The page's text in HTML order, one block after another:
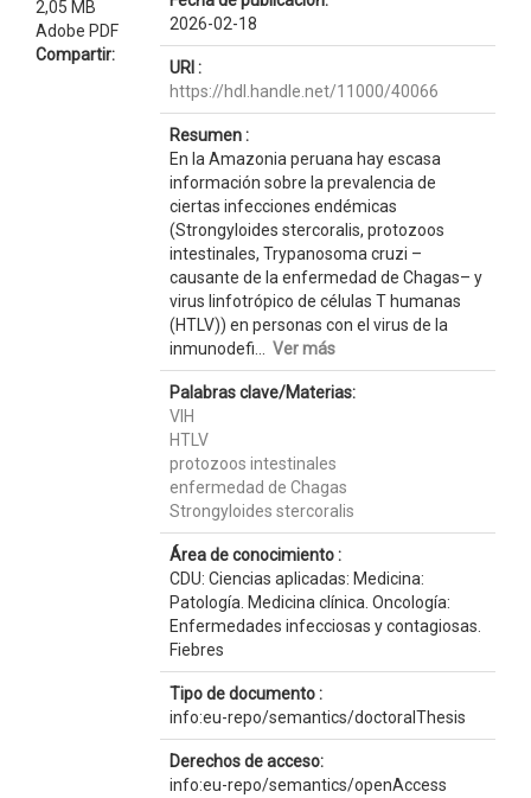
2,05 MB
Adobe PDF
Compartir:
2026-02-18
URI :
https://hdl.handle.net/11000/40066
Resumen :
En la Amazonia peruana hay escasa
información sobre la prevalencia de
ciertas infecciones endémicas
(Strongyloides stercoralis, protozoos
intestinales, Trypanosoma cruzi –
causante de la enfermedad de Chagas– y
virus linfotrópico de células T humanas
(HTLV)) en personas con el virus de la
inmunodefi... Ver más
Palabras clave/Materias:
VIH
HTLV
protozoos intestinales
enfermedad de Chagas
Strongyloides stercoralis
Área de conocimiento :
CDU: Ciencias aplicadas: Medicina:
Patología. Medicina clínica. Oncología:
Enfermedades infecciosas y contagiosas.
Fiebres
Tipo de documento :
info:eu-repo/semantics/doctoralThesis
Derechos de acceso:
info:eu-repo/semantics/openAccess